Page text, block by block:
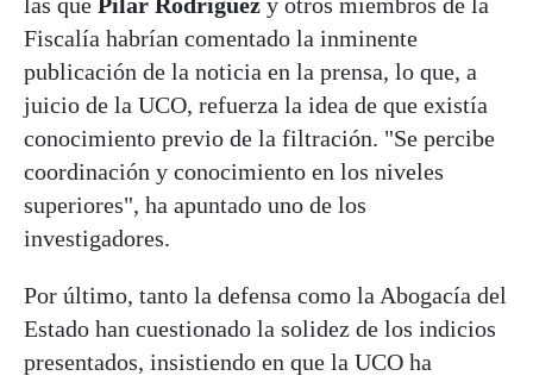
Fiscalía habrían comentado la inminente
publicación de la noticia en la prensa, lo que, a
juicio de la UCO, refuerza la idea de que existía
conocimiento previo de la filtración. "Se percibe
coordinación y conocimiento en los niveles
superiores", ha apuntado uno de los
investigadores.
Por último, tanto la defensa como la Abogacía del
Estado han cuestionado la solidez de los indicios
presentados, insistiendo en que la UCO ha